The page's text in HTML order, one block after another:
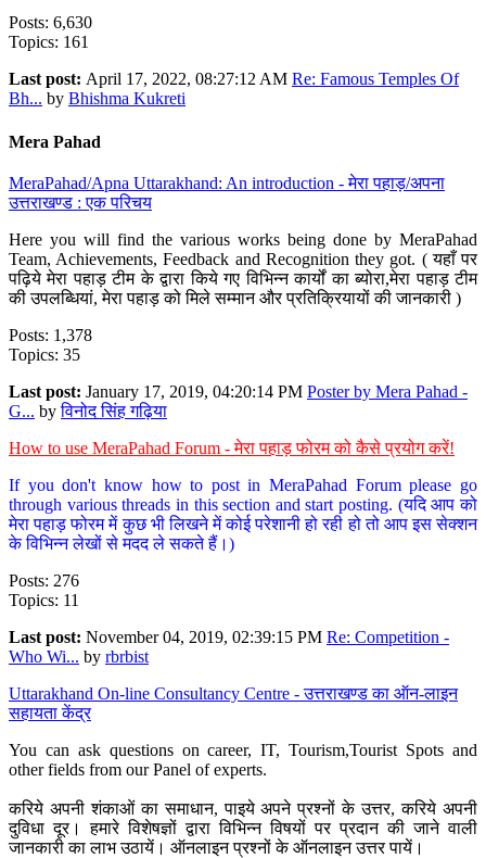
Posts: 6,630
Topics: 161
Last post: April 17, 2022, 08:27:12 AM Re: Famous Temples Of
Bh... by Bhishma Kukreti
Mera Pahad
MeraPahad/Apna Uttarakhand: An introduction - मेरा पहाड़/अपना
उत्तराखण्ड : एक परिचय
Here you will find the various works being done by MeraPahad
Team, Achievements, Feedback and Recognition they got. ( यहाँ पर
पढ़िये मेरा पहाड़ टीम के द्वारा किये गए विभिन्न कार्यों का ब्योरा,मेरा पहाड़ टीम
की उपलब्धियां, मेरा पहाड़ को मिले सम्मान और प्रतिक्रियायों की जानकारी )
Posts: 1,378
Topics: 35
Last post: January 17, 2019, 04:20:14 PM Poster by Mera Pahad -
G... byविनोद सिंह गढ़िया
How to use MeraPahad Forum - मेरा पहाड़ फोरम को कैसे प्रयोग करें!
If you don't know how to post in MeraPahad Forum please go
through various threads in this section and start posting. (यदि आप को
मेरा पहाड़ फोरम में कुछ भी लिखने में कोई परेशानी हो रही हो तो आप इस सेक्शन
के विभिन्न लेखों से मदद ले सकते हैं।)
Posts: 276
Topics: 11
Last post: November 04, 2019, 02:39:15 PM Re: Competition -
Who Wi... by rbrbist
Uttarakhand On-line Consultancy Centre - उत्तराखण्ड का ऑन-लाइन
सहायता केंद्र
You can ask questions on career, IT, Tourism,Tourist Spots and
other fields from our Panel of experts.
करिये अपनी शंकाओं का समाधान, पाइये अपने प्रश्नों के उत्तर, करिये अपनी
दुविधा दूर। हमारे विशेषज्ञों द्वारा विभिन्न विषयों पर प्रदान की जाने वाली
जानकारी का लाभ उठायें। ऑनलाइन प्रश्नों के ऑनलाइन उत्तर पायें।